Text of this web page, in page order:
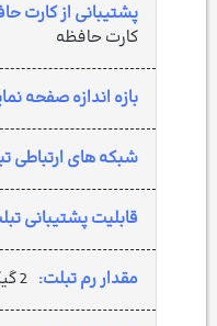
پشتیبانی از کارت
کارت حافظه
بازه اندازه صفحه
شبکه های ارتباطی
قابلیت پشتیبانی
مقدار رم تبلت: 2 گیگابایت